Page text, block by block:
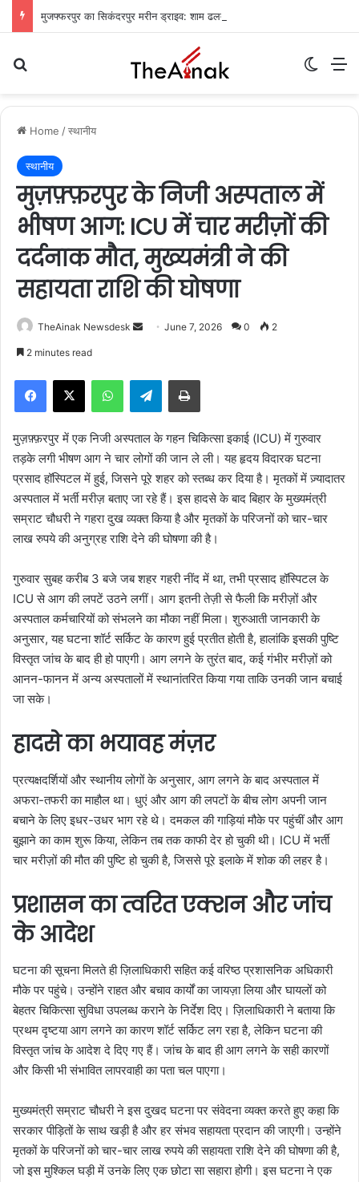
Home /स्थानीय
स्थानीय
मुज़फ़्फ़रपुर के निजी अस्पताल में
भीषण आग: ICU में चार मरीज़ों की
दर्दनाक मौत, मुख्यमंत्री ने की
सहायता राशि की घोषणा
TheAinak Newsdesk
a
e
m
a
i
l
June 7, 2026 0 2
2 minutes read
Telegram
मुज़फ़्फ़रपुर में एक निजी अस्पताल के गहन चिकित्सा इकाई (ICU) में गुरुवार
तड़के लगी भीषण आग ने चार लोगों की जान ले ली। यह हृदय विदारक घटना
प्रसाद हॉस्पिटल में हुई, जिसने पूरे शहर को स्तब्ध कर दिया है। मृतकों में ज़्यादातर
अस्पताल में भर्ती मरीज़ बताए जा रहे हैं। इस हादसे के बाद बिहार के मुख्यमंत्री
सम्राट चौधरी ने गहरा दुख व्यक्त किया है और मृतकों के परिजनों को चार-चार
लाख रुपये की अनुग्रह राशि देने की घोषणा की है।
गुरुवार सुबह करीब 3 बजे जब शहर गहरी नींद में था, तभी प्रसाद हॉस्पिटल के
ICU से आग की लपटें उठने लगीं। आग इतनी तेज़ी से फैली कि मरीज़ों और
अस्पताल कर्मचारियों को संभलने का मौका नहीं मिला। शुरुआती जानकारी के
अनुसार, यह घटना शॉर्ट सर्किट के कारण हुई प्रतीत होती है, हालांकि इसकी पुष्टि
विस्तृत जांच के बाद ही हो पाएगी। आग लगने के तुरंत बाद, कई गंभीर मरीज़ों को
आनन-फानन में अन्य अस्पतालों में स्थानांतरित किया गया ताकि उनकी जान बचाई
जा सके।
हादसे का भयावह मंज़र
प्रत्यक्षदर्शियों और स्थानीय लोगों के अनुसार, आग लगने के बाद अस्पताल में
अफरा-तफरी का माहौल था। धुएं और आग की लपटों के बीच लोग अपनी जान
बचाने के लिए इधर-उधर भाग रहे थे। दमकल की गाड़ियां मौके पर पहुंचीं और आग
बुझाने का काम शुरू किया, लेकिन तब तक काफी देर हो चुकी थी। ICU में भर्ती
चार मरीज़ों की मौत की पुष्टि हो चुकी है, जिससे पूरे इलाके में शोक की लहर है।
प्रशासन का त्वरित एक्शन और जांच
के आदेश
घटना की सूचना मिलते ही ज़िलाधिकारी सहित कई वरिष्ठ प्रशासनिक अधिकारी
मौके पर पहुंचे। उन्होंने राहत और बचाव कार्यों का जायज़ा लिया और घायलों को
बेहतर चिकित्सा सुविधा उपलब्ध कराने के निर्देश दिए। ज़िलाधिकारी ने बताया कि
प्रथम दृष्टया आग लगने का कारण शॉर्ट सर्किट लग रहा है, लेकिन घटना की
विस्तृत जांच के आदेश दे दिए गए हैं। जांच के बाद ही आग लगने के सही कारणों
और किसी भी संभावित लापरवाही का पता चल पाएगा।
मुख्यमंत्री सम्राट चौधरी ने इस दुखद घटना पर संवेदना व्यक्त करते हुए कहा कि
सरकार पीड़ितों के साथ खड़ी है और हर संभव सहायता प्रदान की जाएगी। उन्होंने
मृतकों के परिजनों को चार-चार लाख रुपये की सहायता राशि देने की घोषणा की है,
जो इस मुश्किल घड़ी में उनके लिए एक छोटा सा सहारा होगी। इस घटना ने एक